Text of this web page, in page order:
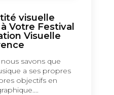
visuelle
Votre Festival
Visuelle
savons que
a ses propres
objectifs en